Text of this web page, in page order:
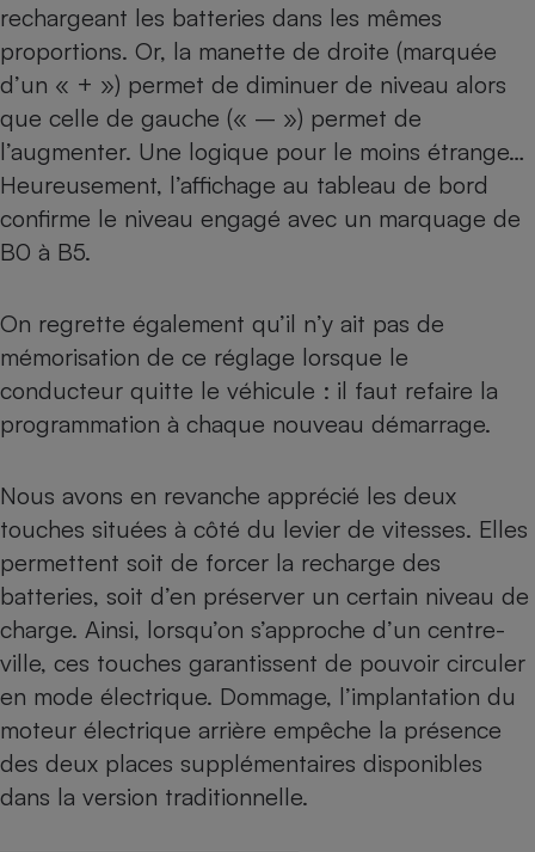
rechargeant les batteries dans les mêmes
proportions. Or, la manette de droite (marquée
d’un « + ») permet de diminuer de niveau alors
que celle de gauche (« – ») permet de
l’augmenter. Une logique pour le moins étrange…
Heureusement, l’affichage au tableau de bord
confirme le niveau engagé avec un marquage de
B0 à B5.
On regrette également qu’il n’y ait pas de
mémorisation de ce réglage lorsque le
conducteur quitte le véhicule : il faut refaire la
programmation à chaque nouveau démarrage.
Nous avons en revanche apprécié les deux
touches situées à côté du levier de vitesses. Elles
permettent soit de forcer la recharge des
batteries, soit d’en préserver un certain niveau de
charge. Ainsi, lorsqu’on s’approche d’un centre-
ville, ces touches garantissent de pouvoir circuler
en mode électrique. Dommage, l’implantation du
moteur électrique arrière empêche la présence
des deux places supplémentaires disponibles
dans la version traditionnelle.